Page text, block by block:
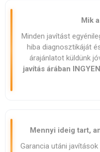
Mik
Minden javítást
hiba diagnoszti­káját
árajánlatot küldünk
javítás árában
Mennyi ideig tart,
Garancia utáni